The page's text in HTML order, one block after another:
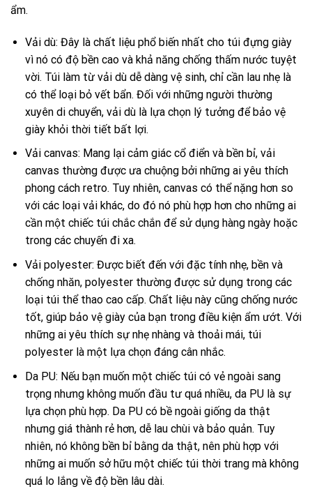
ẩm.
Vải dù: Đây là chất liệu phổ biến nhất cho túi đựng giày
vì nó có độ bền cao và khả năng chống thấm nước tuyệt
vời. Túi làm từ vải dù dễ dàng vệ sinh, chỉ cần lau nhẹ là
có thể loại bỏ vết bẩn. Đối với những người thường
xuyên di chuyển, vải dù là lựa chọn lý tưởng để bảo vệ
giày khỏi thời tiết bất lợi.
Vải canvas: Mang lại cảm giác cổ điển và bền bỉ, vải
canvas thường được ưa chuộng bởi những ai yêu thích
phong cách retro. Tuy nhiên, canvas có thể nặng hơn so
với các loại vải khác, do đó nó phù hợp hơn cho những ai
cần một chiếc túi chắc chắn để sử dụng hàng ngày hoặc
trong các chuyến đi xa.
Vải polyester: Được biết đến với đặc tính nhẹ, bền và
chống nhăn, polyester thường được sử dụng trong các
loại túi thể thao cao cấp. Chất liệu này cũng chống nước
tốt, giúp bảo vệ giày của bạn trong điều kiện ẩm ướt. Với
những ai yêu thích sự nhẹ nhàng và thoải mái, túi
polyester là một lựa chọn đáng cân nhắc.
Da PU: Nếu bạn muốn một chiếc túi có vẻ ngoài sang
trọng nhưng không muốn đầu tư quá nhiều, da PU là sự
lựa chọn phù hợp. Da PU có bề ngoài giống da thật
nhưng giá thành rẻ hơn, dễ lau chùi và bảo quản. Tuy
nhiên, nó không bền bỉ bằng da thật, nên phù hợp với
những ai muốn sở hữu một chiếc túi thời trang mà không
quá lo lắng về độ bền lâu dài.